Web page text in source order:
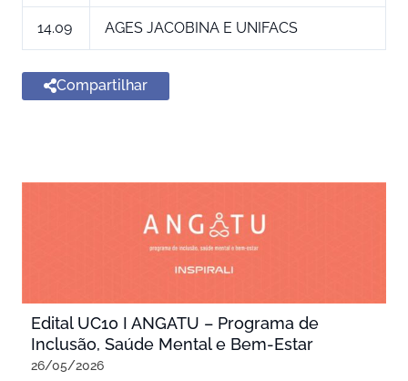
14.09 AGES JACOBINA E UNIFACS
Compartilhar
Edital UC10 I ANGATU – Programa de
Inclusão, Saúde Mental e Bem-Estar
26/05/2026